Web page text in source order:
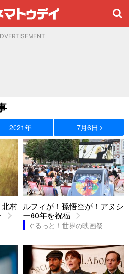
2021年 7月6日
北村 ルフィが！孫悟空が！アヌシ
ー60年を祝福
ぐるっと！世界の映画祭